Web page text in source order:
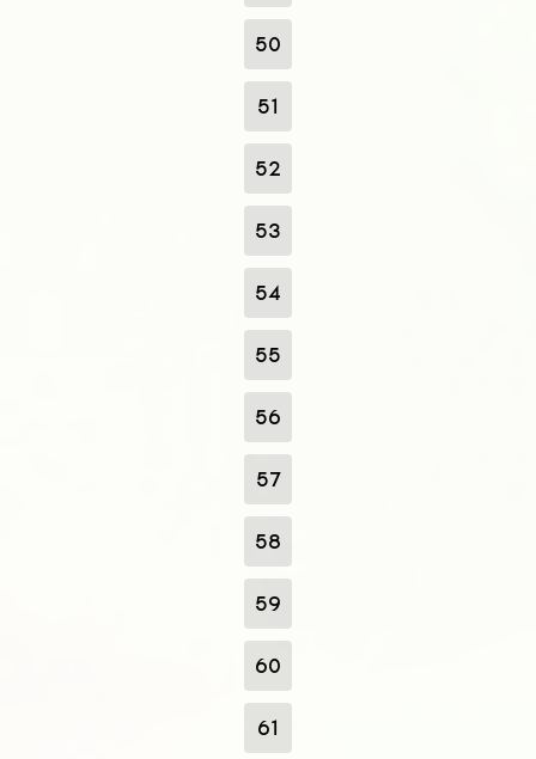
50
51
52
53
54
55
56
57
58
59
60
61